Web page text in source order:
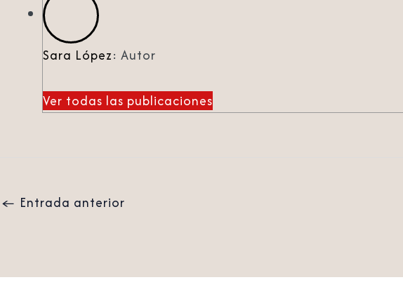
Sara López: Autor
Ver todas las publicaciones
← Entrada anterior